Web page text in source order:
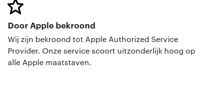
Door Apple bekroond
Wij zijn bekroond tot Apple Authorized Service
Provider. Onze service scoort uitzonderlijk hoog op
alle Apple maatstaven.